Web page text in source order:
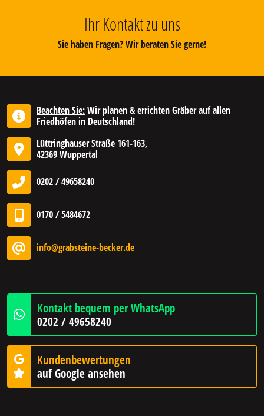
Ihr Kontakt zu uns
Sie haben Fragen? Wir beraten Sie gerne!
Beachten Sie:Wir planen & errichten Gräber auf allen
Friedhöfen in Deutschland!
Lüttringhauser Straße 161-163,
42369 Wuppertal
0202 / 49658240
0170 / 5484672
info@grabsteine-becker.de
Kontakt bequem per WhatsApp
0202 / 49658240
Kundenbewertungen
auf Google ansehen